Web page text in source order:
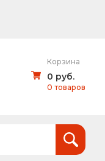
Корзина
0 руб.
0 товаров
руб.